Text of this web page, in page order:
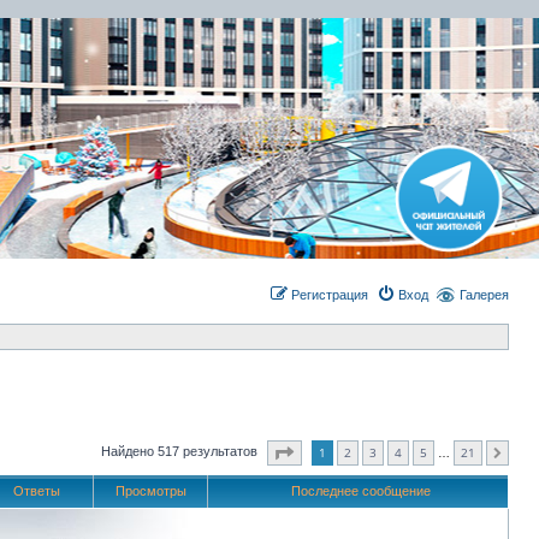
Галерея
Вход
Регистрация
Найдено 517 результатов Страница из21
1 2 3 4 5 21
Ответы Просмотры Последнее сообщение